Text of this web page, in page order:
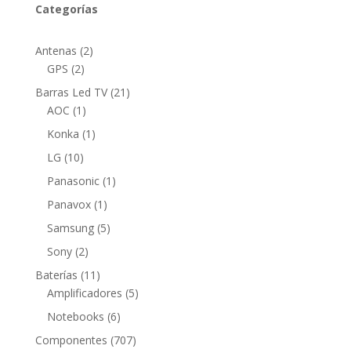
Categorías
Antenas 22
GPS 22
productos
Barras Led TV 21 21
AOC 1 1
producto
Konka 1 1
LG 1010
productos
Panasonic 1 1
Panavox 1 1
producto
Samsung 55
Sony 22
productos
Baterías 11 11
productos
Amplificadores 55
Notebooks 66
productos
Componentes 707707